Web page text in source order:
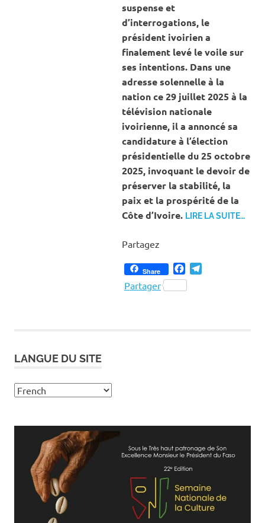
suspense et
d’interrogations, le
président ivoirien a
finalement levé le voile sur
ses intentions. Dans une
adresse solennelle à la
nation ce 29 juillet 2025 à la
télévision nationale
ivoirienne, il a annoncé sa
candidature à l’élection
présidentielle du 25 octobre
2025, invoquant le devoir de
préserver la stabilité, la
paix et la prospérité de la
Côte d’Ivoire. LIRE LA SUITE…
Partagez
Share Facebook
Partager
LANGUE DU SITE